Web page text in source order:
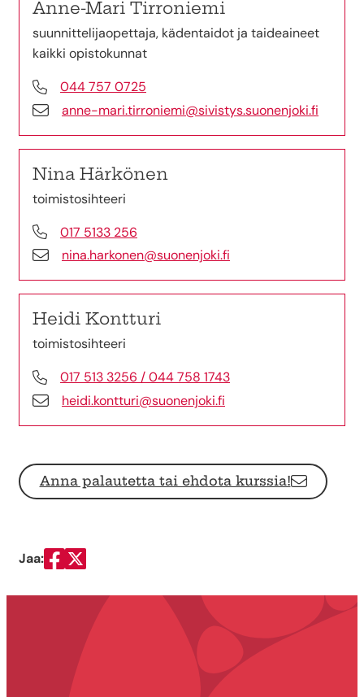
Anne-Mari Tirroniemi
suunnittelijaopettaja, kädentaidot ja taideaineet
kaikki opistokunnat
044 757 0725
anne-mari.tirroniemi@sivistys.suonenjoki.fi
Nina Härkönen
toimistosihteeri
017 5133 256
nina.harkonen@suonenjoki.fi
Heidi Kontturi
toimistosihteeri
017 513 3256 / 044 758 1743
heidi.kontturi@suonenjoki.fi
Anna palautetta tai ehdota kurssia!
Jaa:
Jaa Facebookissa
Jaa Twitterissä